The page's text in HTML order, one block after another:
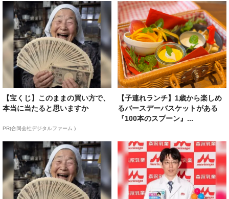
【宝くじ】このままの買い方で、
本当に当たると思いますか
PR(合同会社デジタルファーム )
【子連れランチ】1歳から楽しめ
るバースデーバスケットがある
『100本のスプーン』...